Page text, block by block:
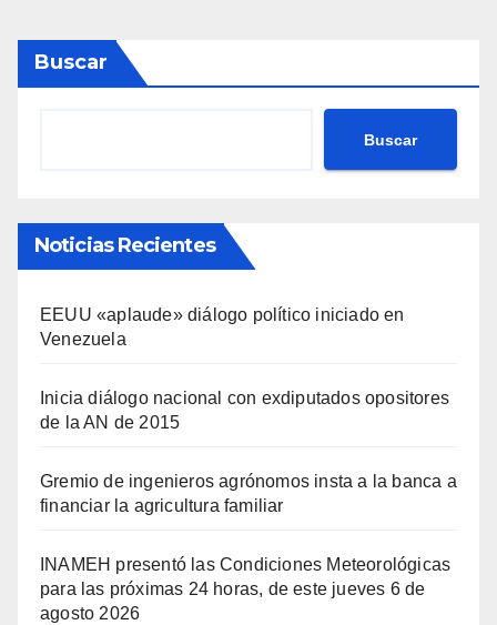
Buscar
Buscar
Noticias Recientes
EEUU «aplaude» diálogo político iniciado en
Venezuela
Inicia diálogo nacional con exdiputados opositores
de la AN de 2015
Gremio de ingenieros agrónomos insta a la banca a
financiar la agricultura familiar
INAMEH presentó las Condiciones Meteorológicas
para las próximas 24 horas, de este jueves 6 de
agosto 2026